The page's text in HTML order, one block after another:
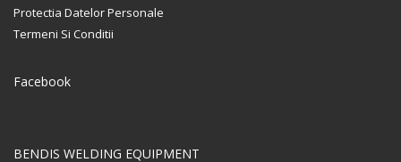
Protectia Datelor Personale
Termeni Si Conditii
Facebook
BENDIS WELDING EQUIPMENT